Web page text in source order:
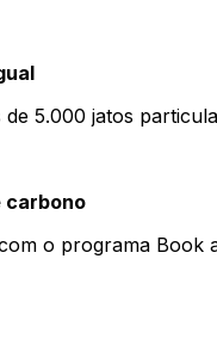
de 5.000 jatos
carbono
o programa Book